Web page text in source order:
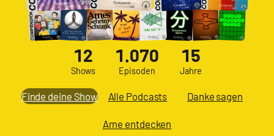
12
Shows
1.070
Episoden
15
Jahre
Finde deine Show Alle Podcasts Danke sagen
Arne entdecken